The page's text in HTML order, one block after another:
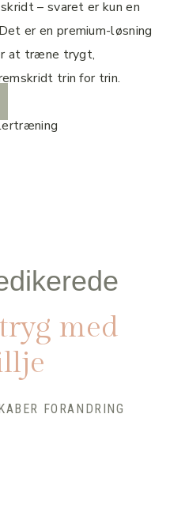
– svaret er kun en
er en premium-løsning
at træne trygt,
trin for trin.
med
FORANDRING